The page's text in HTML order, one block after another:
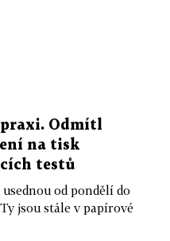
Odmítl
na tisk
testů
od pondělí do
jsou stále v papírové